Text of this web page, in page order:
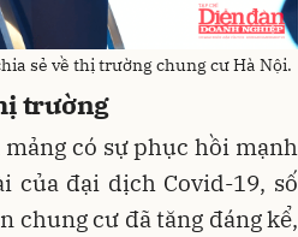
sẻ về thị trường chung cư Hà Nội.
trường
có sự phục hồi mạnh
của đại dịch Covid-19, số
chung cư đã tăng đáng kể,